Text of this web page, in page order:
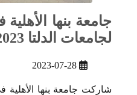
جامعة بنها
لجامعات الدلتا 2023
2023-07-28
شاركت جامعة بنها الأهلية